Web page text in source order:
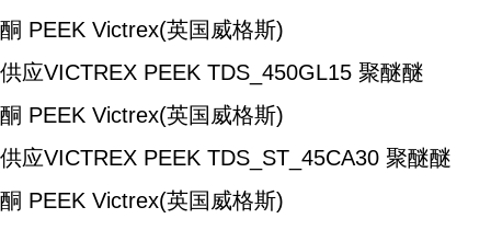
酮 PEEK Victrex(英国威格斯)
供应VICTREX PEEK TDS_450GL15 聚醚醚
酮 PEEK Victrex(英国威格斯)
供应VICTREX PEEK TDS_ST_45CA30 聚醚醚
酮 PEEK Victrex(英国威格斯)